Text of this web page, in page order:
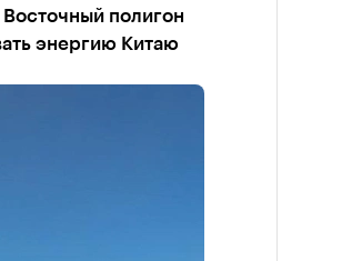
полигон
энергию Китаю